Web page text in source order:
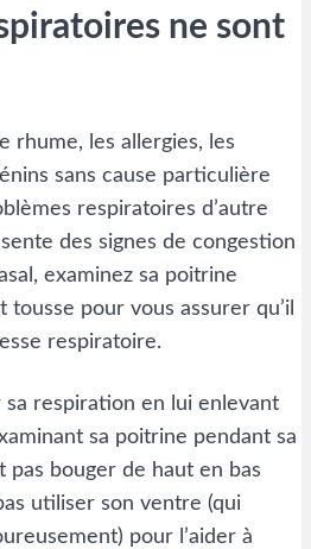
ne sont
rhume, les allergies, les
sans cause particulière
respiratoires d’autre
des signes de congestion
examinez sa poitrine
tousse pour vous assurer qu’il
respiratoire.
respiration en lui enlevant
sa poitrine pendant sa
pas bouger de haut en bas
utiliser son ventre (qui
pour l’aider à